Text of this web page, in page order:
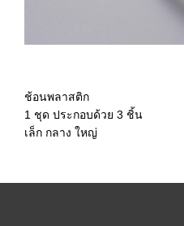
ช้อนพลาสติก
1 ชุด ประกอบด้วย 3 ชิ้น
เล็ก กลาง ใหญ่